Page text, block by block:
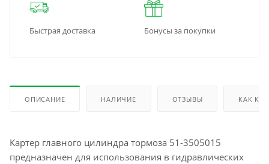
Быстрая доставка Бонусы за покупки
ОПИСАНИЕ НАЛИЧИЕ ОТЗЫВЫ КАК
Картер главного цилиндра тормоза 51-3505015
предназначен для использования в гидравлических